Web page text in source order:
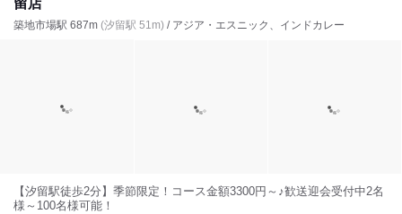
留店
築地市場駅 687m (汐留駅 51m) / アジア・エスニック、インドカレー
【汐留駅徒歩2分】季節限定！コース金額3300円～♪歓送迎会受付中2名
様～100名様可能！